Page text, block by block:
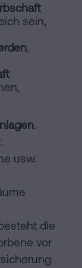
sein,
.
.
usw.
die
vor